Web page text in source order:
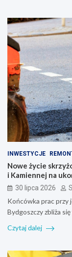
INWESTYCJE
Nowe życie
i Kamiennej na
30 lipca 2026
Końcówka prac przy
Bydgoszczy zbliża
Czytaj dalej